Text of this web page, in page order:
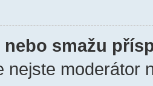
smažu
nejste moderátor